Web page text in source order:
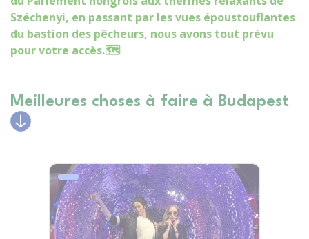
Széchenyi, en passant par les vues époustouflantes
du bastion des pêcheurs, nous avons tout prévu
pour votre accès.🗺️
Meilleures choses à faire à Budapest